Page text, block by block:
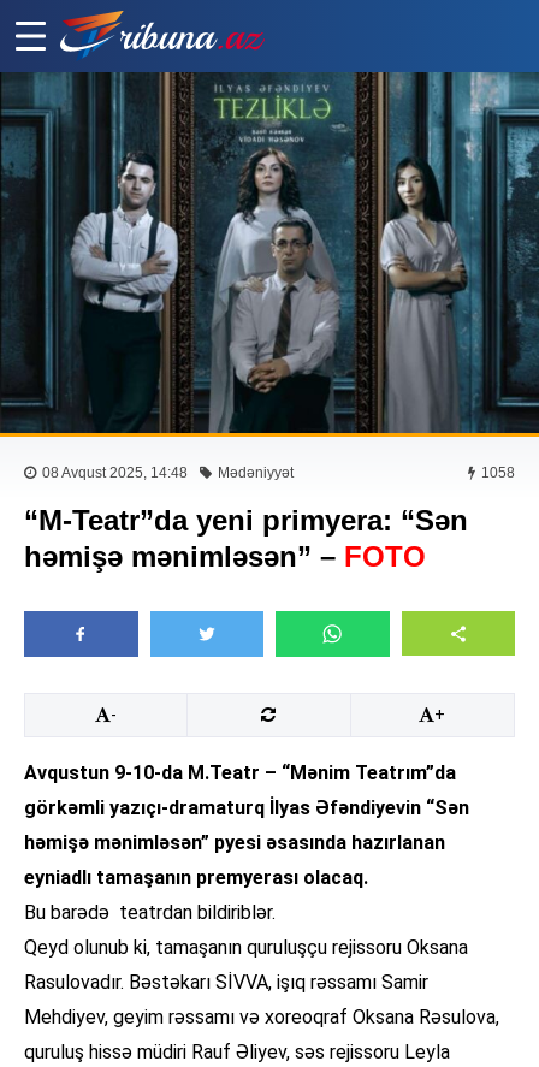
08 Avqust 2025, 14:48 Mədəniyyət 1058
“M-Teatr”da yeni primyera: “Sən
həmişə mənimləsən” – FOTO
- +
Avqustun 9-10-da M.Teatr – “Mənim Teatrım”da
görkəmli yazıçı-dramaturq İlyas Əfəndiyevin “Sən
həmişə mənimləsən” pyesi əsasında hazırlanan
eyniadlı tamaşanın premyerası olacaq.
Bu barədə teatrdan bildiriblər.
Qeyd olunub ki, tamaşanın quruluşçu rejissoru Oksana
Rasulovadır. Bəstəkarı SİVVA, işıq rəssamı Samir
Mehdiyev, geyim rəssamı və xoreoqraf Oksana Rəsulova,
quruluş hissə müdiri Rauf Əliyev, səs rejissoru Leyla